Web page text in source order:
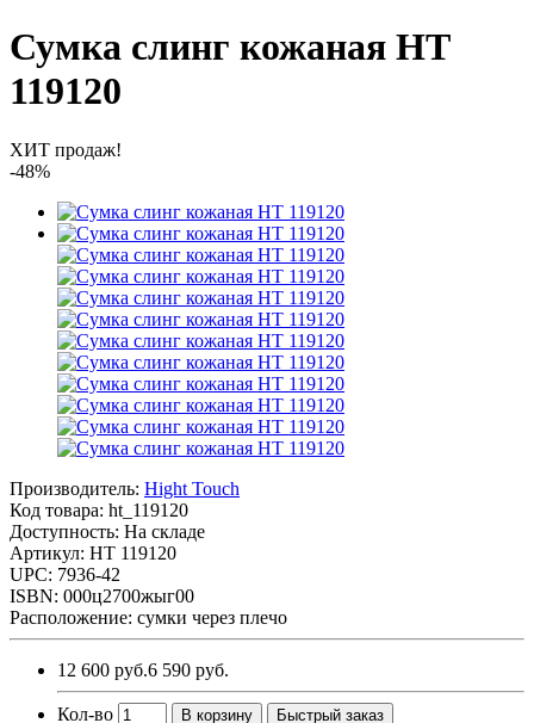
Сумка слинг кожаная HT
119120
ХИТ продаж!
-48%
Производитель: Hight Touch
Код товара: ht_119120
Доступность: На складе
Артикул: HT 119120
UPC: 7936-42
ISBN: 000ц2700жыг00
Расположение: сумки через плечо
12 600 руб.6 590 руб.
Кол-во В корзину Быстрый заказ